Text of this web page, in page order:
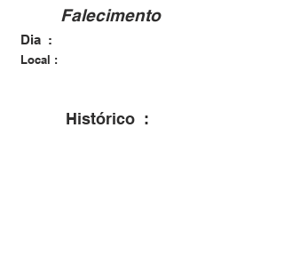
Local :
Histórico :
Dia :
Falecimento